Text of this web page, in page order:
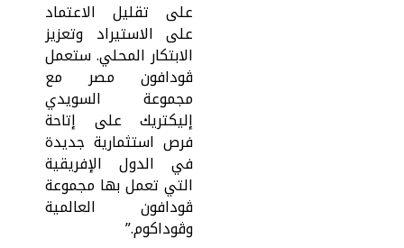
على تقليل الاعتماد
على الاستيراد وتعزيز
الابتكار المحلي. ستعمل
ڤودافون مصر مع
مجموعة السويدي
إليكتريك على إتاحة
فرص استثمارية جديدة
في الدول الإفريقية
التي تعمل بها مجموعة
ڤودافون العالمية
وڤوداكوم.”